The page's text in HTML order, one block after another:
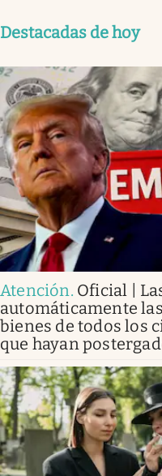
Destacadas de hoy
Atención. Oficial |
automáticamente
bienes de todos los
que hayan